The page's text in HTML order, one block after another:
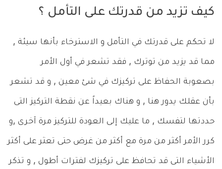
كيف تزيد من قدرتك على التأمل ؟
لا تحكم على قدرتك في التأمل و الاسترخاء بأنها سيئة ,
مما قد يزيد من توترك , فقد تشعر في أول الأمر
بصعوبة الحفاظ على تركيزك في شئ معين , و قد تشعر
بأن عقلك يدور هنا , و هناك بعيداً عن نقطة التركيز التى
حددتها لتفسك , ما عليك إلى العودة للتركيز مرة آخرى ,و
كرر الأمر أكثر من مرة مع أكثر من غرض حتى تعثر على أكثر
الأشياء التى قد تحافظ على تركيزك لفترات أطول , و تذكر